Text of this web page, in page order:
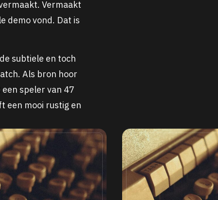
Vermaakt
demo vond. Dat is
subtiele en toch
Als bron hoor
speler van 47
een mooi rustig en